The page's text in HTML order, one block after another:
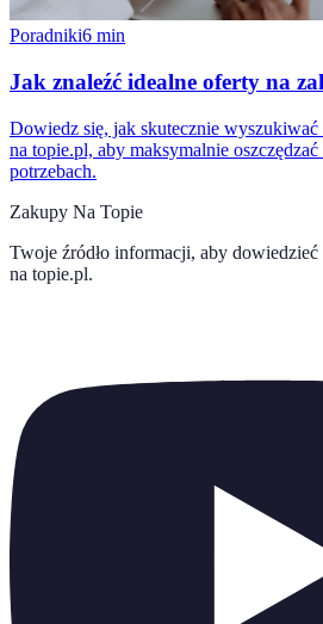
Poradniki6 min
Jak znaleźć idealne oferty na
Dowiedz się, jak skutecznie
na topie.pl, aby maksymalnie
potrzebach.
Zakupy Na Topie
Twoje źródło informacji, aby
na topie.pl.